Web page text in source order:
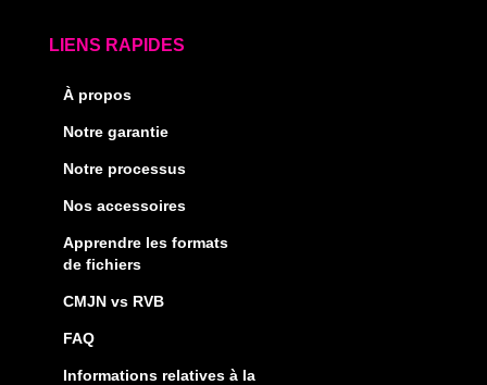
LIENS RAPIDES
À propos
Notre garantie
Notre processus
Nos accessoires
Apprendre les formats
de fichiers
CMJN vs RVB
FAQ
Informations relatives à la